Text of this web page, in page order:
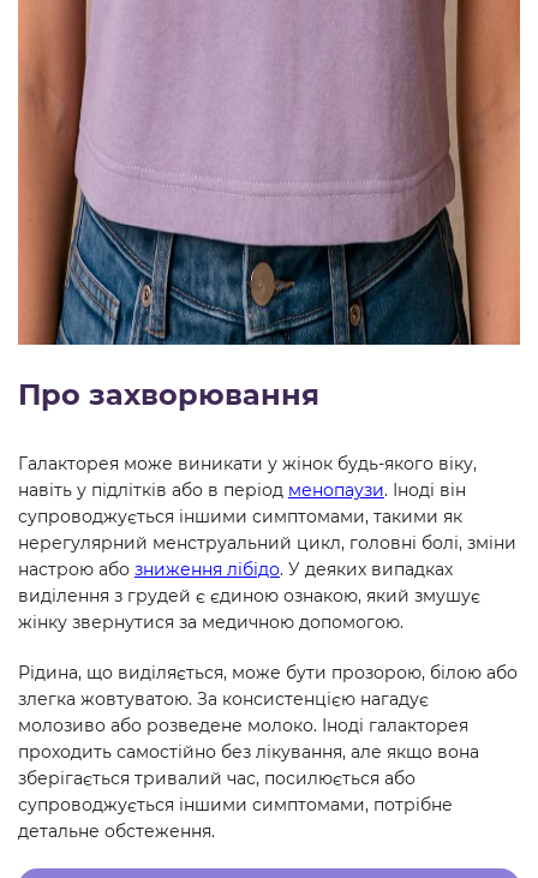
Про захворювання
Галакторея може виникати у жінок будь-якого віку,
навіть у підлітків або в період менопаузи. Іноді він
супроводжується іншими симптомами, такими як
нерегулярний менструальний цикл, головні болі, зміни
настрою або зниження лібідо. У деяких випадках
виділення з грудей є єдиною ознакою, який змушує
жінку звернутися за медичною допомогою.
Рідина, що виділяється, може бути прозорою, білою або
злегка жовтуватою. За консистенцією нагадує
молозиво або розведене молоко. Іноді галакторея
проходить самостійно без лікування, але якщо вона
зберігається тривалий час, посилюється або
супроводжується іншими симптомами, потрібне
детальне обстеження.